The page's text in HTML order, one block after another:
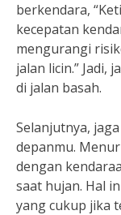
berkendara,
kecepatan
mengurangi
jalan licin.”
di jalan basah.
Selanjutnya,
depanmu.
dengan
saat hujan. Hal
yang cukup jika